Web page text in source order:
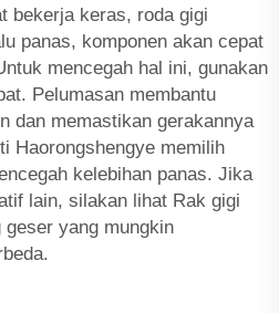
bekerja keras, roda gigi
panas, komponen akan cepat
mencegah hal ini, gunakan
Pelumasan membantu
dan memastikan gerakannya
Haorongshengye memilih
kelebihan panas. Jika
lain, silakan lihat Rak gigi
geser yang mungkin